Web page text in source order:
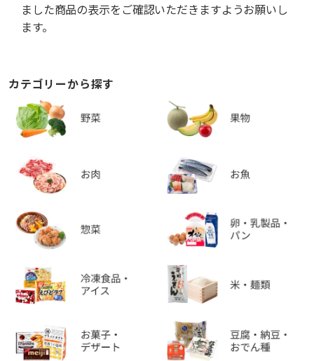
ました商品の表示をご確認いただきますようお願いし
ます。
カテゴリーから探す